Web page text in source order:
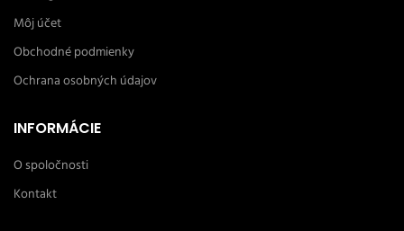
Môj účet
Obchodné podmienky
Ochrana osobných údajov
INFORMÁCIE
O spoločnosti
Kontakt